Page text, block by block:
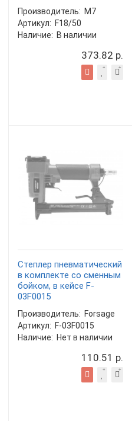
Производитель: M7
Артикул: F18/50
Наличие: В наличии
373.82 р.
Степлер пневматический
в комплекте со сменным
бойком, в кейсе F-
03F0015
Производитель: Forsage
Артикул: F-03F0015
Наличие: Нет в наличии
110.51 р.